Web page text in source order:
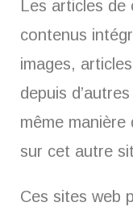
Les articles de
contenus
images,
depuis
même
sur cet autre
Ces sites web